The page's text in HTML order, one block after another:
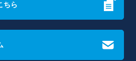
ちら